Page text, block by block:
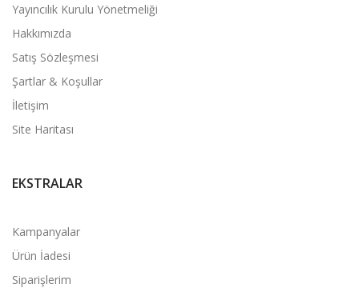
Yayıncılık Kurulu Yönetmeliği
Hakkımızda
Satış Sözleşmesi
Şartlar & Koşullar
İletişim
Site Haritası
EKSTRALAR
Kampanyalar
Ürün İadesi
Siparişlerim